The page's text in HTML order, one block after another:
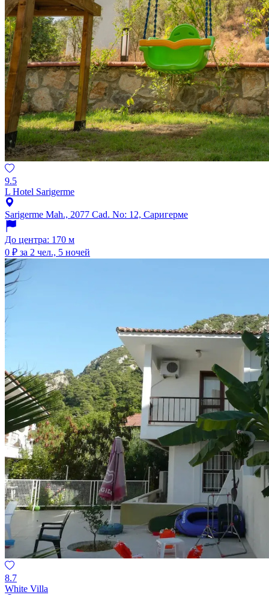
9.5
L Hotel Sarigerme
Sarigerme Mah., 2077 Cad. No: 12, Саригерме
До центра: 170 м
0 ₽ за 2 чел., 5 ночей
8.7
White Villa